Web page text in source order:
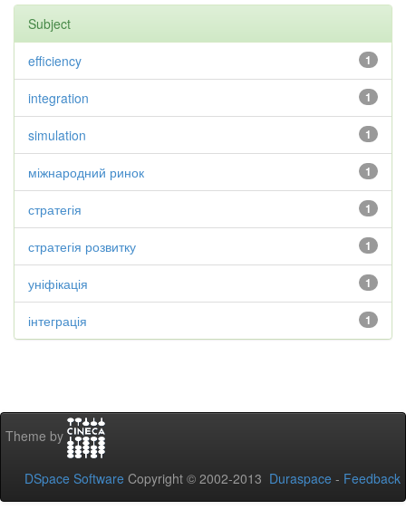
Subject
1
efficiency
1
integration
1
simulation
1
міжнародний ринок
1
стратегія
1
стратегія розвитку
1
уніфікація
1
інтеграція
Theme by
DSpace Software Copyright © 2002-2013 Duraspace - Feedback